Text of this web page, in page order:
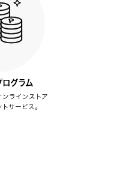
ログラム
ラインストア
サービス。